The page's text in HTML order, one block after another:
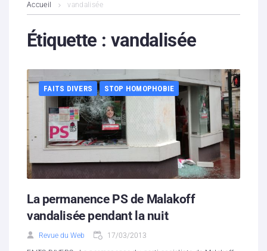
Contenus litigieux
Boutique
Partenaires
Contacts
Hébergement solidaire
Accueil vandalisée
Étiquette : vandalisée
FAITS DIVERS STOP HOMOPHOBIE
La permanence PS de Malakoff
vandalisée pendant la nuit
Revue du Web 17/03/2013